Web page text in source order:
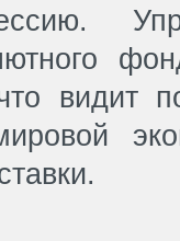
что